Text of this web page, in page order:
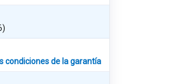
condiciones de la garantía